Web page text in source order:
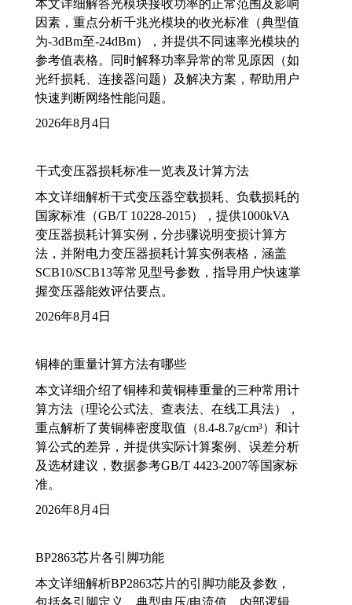
本文详细解答光模块接收功率的正常范围及影响
因素，重点分析千兆光模块的收光标准（典型值
为-3dBm至-24dBm），并提供不同速率光模块的
参考值表格。同时解释功率异常的常见原因（如
光纤损耗、连接器问题）及解决方案，帮助用户
快速判断网络性能问题。
2026年8月4日
干式变压器损耗标准一览表及计算方法
本文详细解析干式变压器空载损耗、负载损耗的
国家标准（GB/T 10228-2015），提供1000kVA
变压器损耗计算实例，分步骤说明变损计算方
法，并附电力变压器损耗计算实例表格，涵盖
SCB10/SCB13等常见型号参数，指导用户快速掌
握变压器能效评估要点。
2026年8月4日
铜棒的重量计算方法有哪些
本文详细介绍了铜棒和黄铜棒重量的三种常用计
算方法（理论公式法、查表法、在线工具法），
重点解析了黄铜棒密度取值（8.4-8.7g/cm³）和计
算公式的差异，并提供实际计算案例、误差分析
及选材建议，数据参考GB/T 4423-2007等国家标
准。
2026年8月4日
BP2863芯片各引脚功能
本文详细解析BP2863芯片的引脚功能及参数，
包括各引脚定义、典型电压/电流值、内部逻辑